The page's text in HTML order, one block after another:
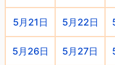
5月21日 5月22日
5月26日 5月27日